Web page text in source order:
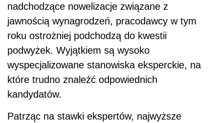
nadchodzące nowelizacje związane z
jawnością wynagrodzeń, pracodawcy w tym
roku ostrożniej podchodzą do kwestii
podwyżek. Wyjątkiem są wysoko
wyspecjalizowane stanowiska eksperckie, na
które trudno znaleźć odpowiednich
kandydatów.
Patrząc na stawki ekspertów, najwyższe